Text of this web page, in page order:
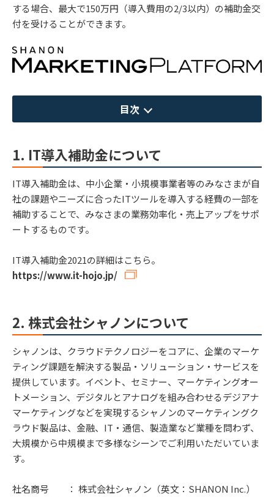
する場合、最大で150万円（導入費用の2/3以内）の補助金交
付を受けることができます。
目次
1. IT導入補助金について
IT導入補助金は、中小企業・小規模事業者等のみなさまが自
社の課題やニーズに合ったITツールを導入する経費の一部を
補助することで、みなさまの業務効率化・売上アップをサポ
ートするものです。
IT導入補助金2021の詳細はこちら。
https://www.it-hojo.jp/
2. 株式会社シャノンについて
シャノンは、クラウドテクノロジーをコアに、企業のマーケ
ティング課題を解決する製品・ソリューション・サービスを
提供しています。イベント、セミナー、マーケティングオー
トメーション、デジタルとアナログを組み合わせるデジアナ
マーケティングなどを実現するシャノンのマーケティングク
ラウド製品は、金融、IT・通信、製造業など業種を問わず、
大規模から中規模まで多様なシーンでご利用いただいていま
す。
社名商号 ： 株式会社シャノン（英文：SHANON Inc.）